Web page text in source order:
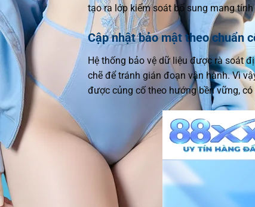
tạo ra lớp kiểm soát bổ sung mang
Cập nhật bảo mật theo chuẩn
Hệ thống bảo vệ dữ liệu được rà soát
chẽ để tránh gián đoạn vận hành. Vì
được củng cố theo hướng bền vững,